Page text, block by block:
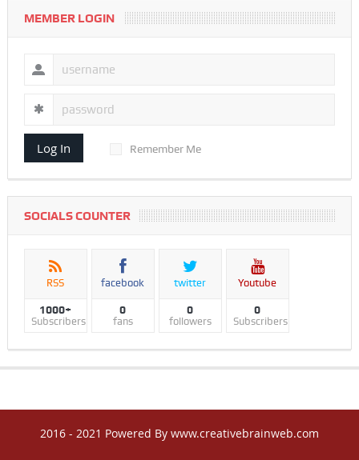
MEMBER LOGIN
Log In Remember Me
SOCIALS COUNTER
RSS
1000+
Subscribers
facebook
0
fans
twitter
0
followers
Youtube
0
Subscribers
2016 - 2021 Powered By www.creativebrainweb.com